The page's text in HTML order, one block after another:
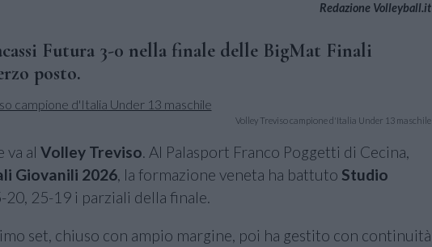
Redazione Volleyball.it
Futura 3-0 nella finale delle BigMat Finali
posto.
Volley Treviso campione d'Italia Under 13 maschile
va al Volley Treviso. Al Palasport Franco Poggetti di Cecina,
Giovanili 2026, la formazione veneta ha battuto Studio
20, 25-19 i parziali della finale.
set, chiuso con ampio margine, poi ha gestito con continuità